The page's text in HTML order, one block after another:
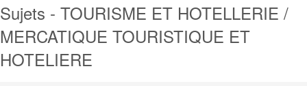
Sujets - TOURISME ET HOTELLERIE /
MERCATIQUE TOURISTIQUE ET
HOTELIERE